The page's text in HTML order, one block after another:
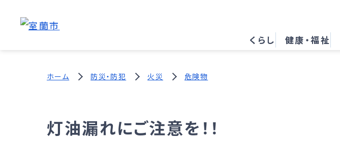
くらし 健康・福祉
ホーム 防災・防犯 火災 危険物
灯油漏れにご注意を！！